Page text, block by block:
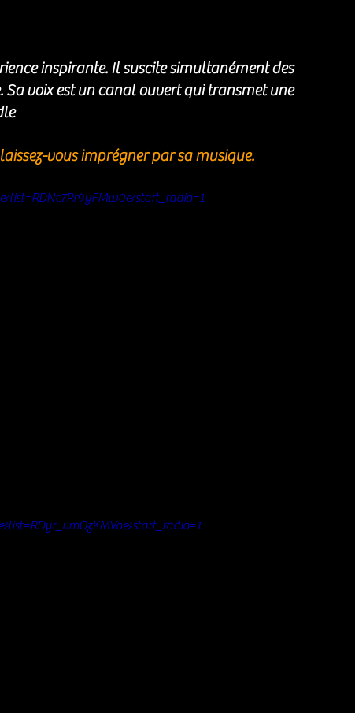
inspirante. Il suscite simultanément des
Sa voix est un canal ouvert qui transmet une
vous imprégner par sa musique.